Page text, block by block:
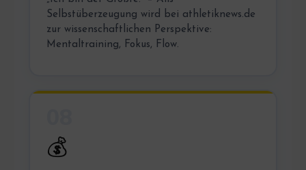
Selbstüberzeugung wird bei athletiknews.de
zur wissenschaftlichen Perspektive:
Mentaltraining, Fokus, Flow.
💰